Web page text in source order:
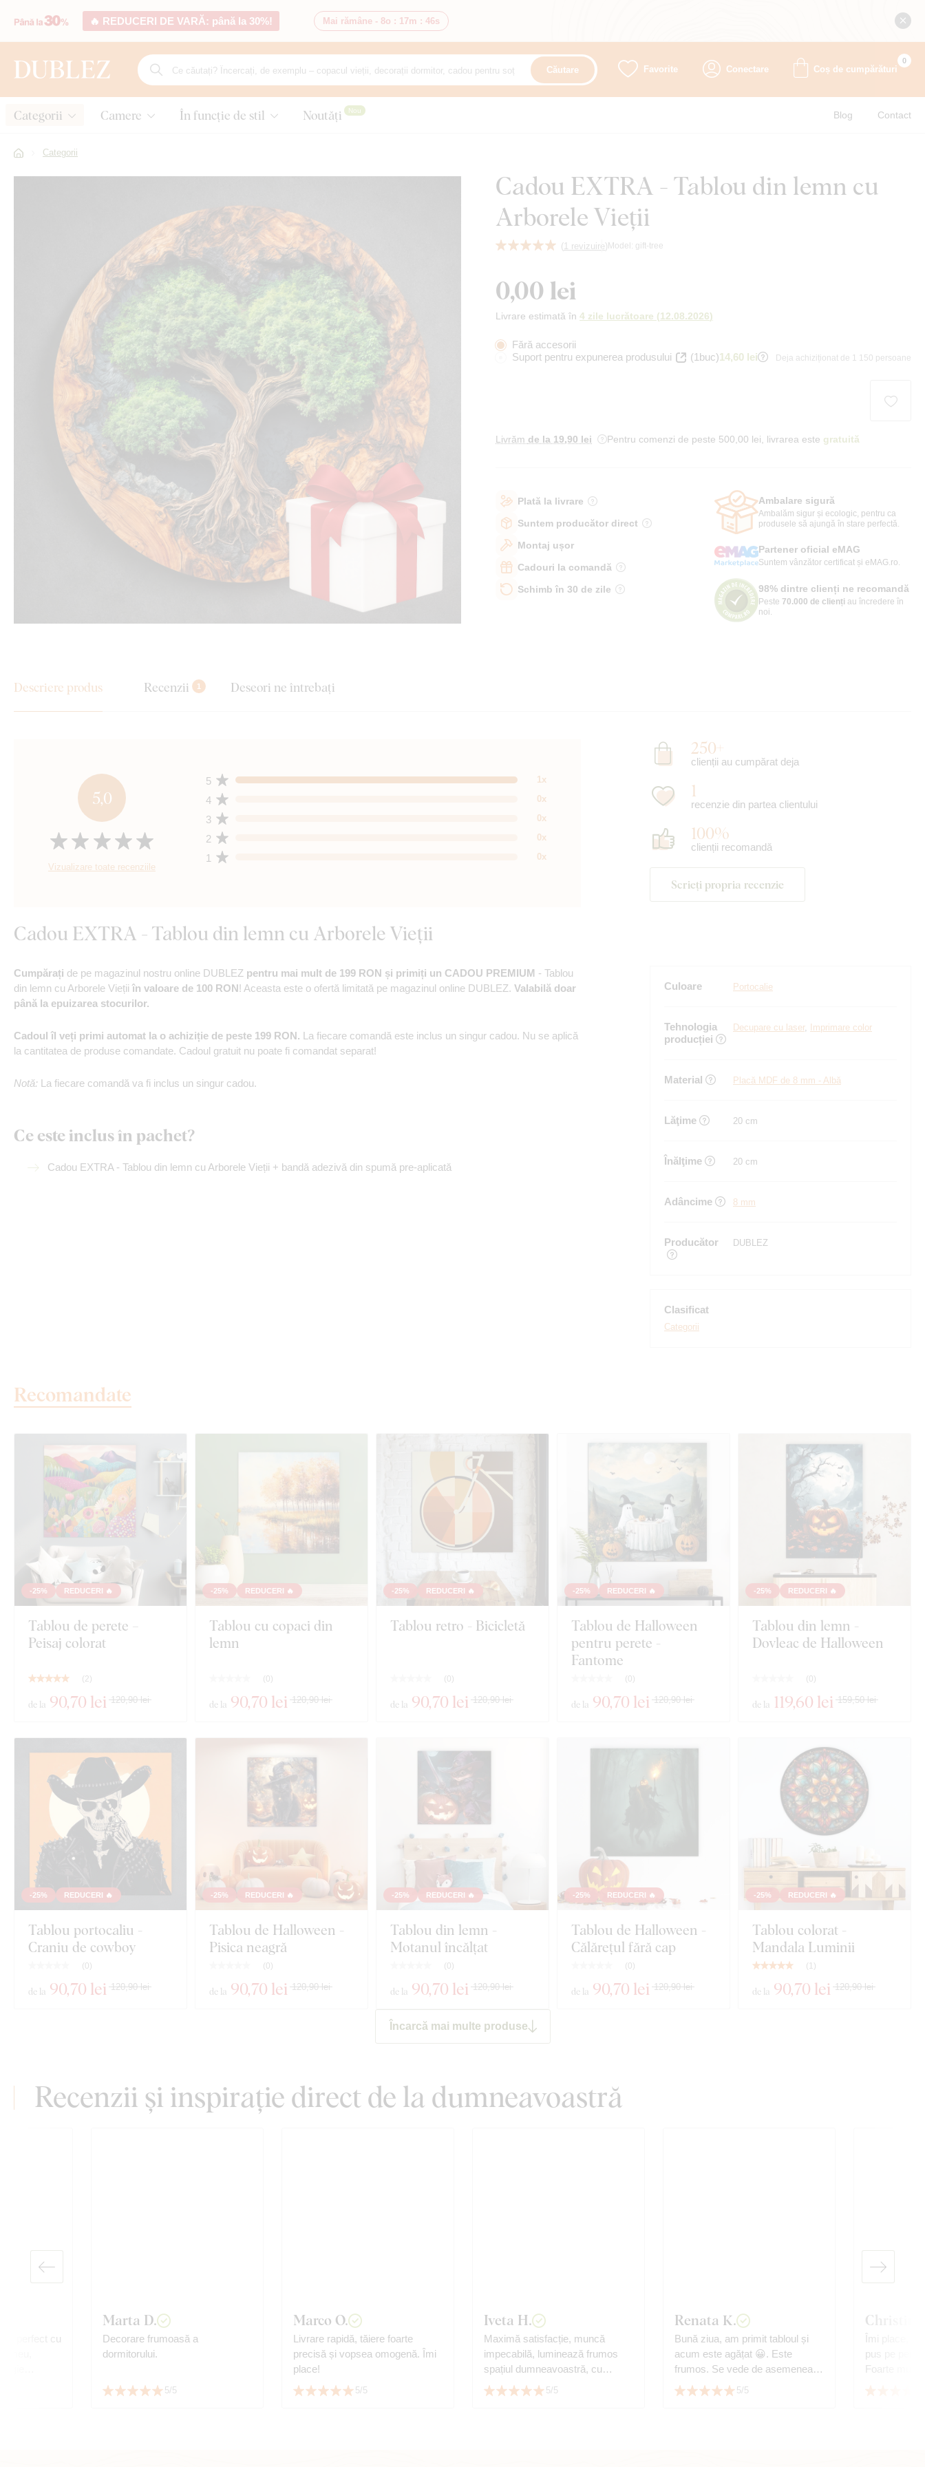
🔥 REDUCERI DE VARĂ: până la 30%! Mai rămâne - 8o : 17m : 44s
Căutare Favorite Conectare Coș de cumpărături
0
Categorii Camere În funcție de stil Noutăți Nou Blog Contact
Categorii
Cadou EXTRA - Tablou din lemn cu
Arborele Vieții
( 1 revizuire) Model: gift-tree
0,00 lei
Livrare estimată în 4 zile lucrătoare (12.08.2026)
Fără accesorii
Suport pentru expunerea produsului
(1buc)14,60 lei Deja achiziționat de 1 150 persoane
Livrăm de la 19,90 lei Pentru comenzi de peste 500,00 lei, livrarea este gratuită
Plată la livrare
Suntem producător direct
Montaj ușor
Cadouri la comandă
Schimb în 30 de zile
Ambalare sigură
Ambalăm sigur și ecologic, pentru ca
produsele să ajungă în stare perfectă.
Partener oficial eMAG
Suntem vânzător certificat și eMAG.ro.
98% dintre clienți ne recomandă
Peste 70.000 de clienți au încredere în
noi.
Descriere produs Recenzii 1 Deseori ne întrebați
5,0
Vizualizare toate recenziile
1 0x
2 0x
3 0x
4 0x
5 1x
250+
clienții au cumpărat deja
1
recenzie din partea clientului
100%
clienții recomandă
Scrieți propria recenzie
Cadou EXTRA - Tablou din lemn cu Arborele Vieții
Cumpărați de pe magazinul nostru online DUBLEZ pentru mai mult de 199 RON și primiți un CADOU PREMIUM - Tablou
din lemn cu Arborele Vieții în valoare de 100 RON! Aceasta este o ofertă limitată pe magazinul online DUBLEZ. Valabilă doar
până la epuizarea stocurilor.
Cadoul îl veți primi automat la o achiziție de peste 199 RON. La fiecare comandă este inclus un singur cadou. Nu se aplică
la cantitatea de produse comandate. Cadoul gratuit nu poate fi comandat separat!
Notă: La fiecare comandă va fi inclus un singur cadou.
Ce este inclus în pachet?
Cadou EXTRA - Tablou din lemn cu Arborele Vieții + bandă adezivă din spumă pre-aplicată
Culoare Portocalie
Tehnologia
producției
Decupare cu laser, Imprimare color
Material Placă MDF de 8 mm - Albă
Lăţime 20 cm
Înălţime 20 cm
Adâncime 8 mm
Producător DUBLEZ
Clasificat
Categorii
Recomandate
-25% REDUCERI 🔥
Tablou de perete –
Peisaj colorat
(2)
de la 90,70 lei 120,90 lei
-25% REDUCERI 🔥
Tablou cu copaci din
lemn
( 0)
de la 90,70 lei 120,90 lei
-25% REDUCERI 🔥
Tablou retro - Bicicletă
( 0)
de la 90,70 lei 120,90 lei
-25% REDUCERI 🔥
Tablou de Halloween
pentru perete -
Fantome
( 0)
de la 90,70 lei 120,90 lei
-25% REDUCERI 🔥
Tablou din lemn -
Dovleac de Halloween
( 0)
de la 119,60 lei 159,50 lei
-25% REDUCERI 🔥
Tablou portocaliu -
Craniu de cowboy
( 0)
de la 90,70 lei 120,90 lei
-25% REDUCERI 🔥
Tablou de Halloween -
Pisica neagră
( 0)
de la 90,70 lei 120,90 lei
-25% REDUCERI 🔥
Tablou din lemn -
Motanul încălțat
( 0)
de la 90,70 lei 120,90 lei
-25% REDUCERI 🔥
Tablou de Halloween -
Călărețul fără cap
( 0)
de la 90,70 lei 120,90 lei
-25% REDUCERI 🔥
Tablou colorat -
Mandala Luminii
(1)
de la 90,70 lei 120,90 lei
Încarcă mai multe produse
Recenzii și inspirație direct de la dumneavoastră
perfect cu
Marta D.
Decorare frumoasă a
dormitorului.
5/5
Marco O.
Livrare rapidă, tăiere foarte
precisă și vopsea omogenă. Îmi
place!
5/5
Iveta H.
Maximă satisfacție, muncă
impecabilă, luminează frumos
spațiul dumneavoastră, cu
siguranță recomand.
5/5
Renata K.
Bună ziua, am primit tabloul și
acum este agățat 😀. Este
frumos. Se vede de asemenea și
copacul vieții cumpărat de la
5/5
Îmi place,
pus pe
Foarte